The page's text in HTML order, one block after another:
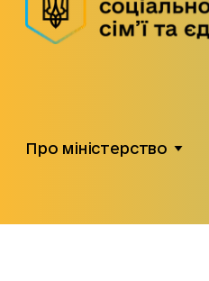
Про міністерство